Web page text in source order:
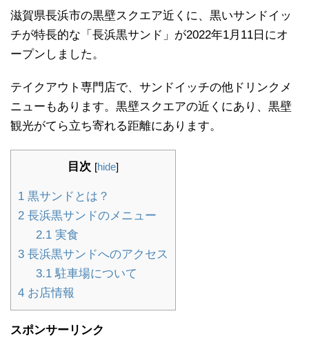
滋賀県長浜市の黒壁スクエア近くに、黒いサンドイッ
チが特長的な「長浜黒サンド」が2022年1月11日にオ
ープンしました。
テイクアウト専門店で、サンドイッチの他ドリンクメ
ニューもあります。黒壁スクエアの近くにあり、黒壁
観光がてら立ち寄れる距離にあります。
目次 [hide]
1 黒サンドとは？
2 長浜黒サンドのメニュー
2.1実食
3 長浜黒サンドへのアクセス
3.1駐車場について
4 お店情報
スポンサーリンク